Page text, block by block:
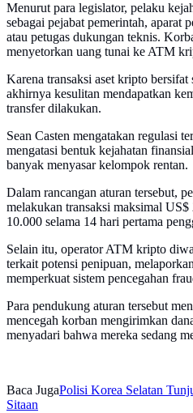
Menurut para legislator, pelaku
sebagai pejabat pemerintah, aparat
atau petugas dukungan teknis.
menyetorkan uang tunai ke ATM
Karena transaksi aset kripto
akhirnya kesulitan mendapatkan
transfer dilakukan.
Sean Casten mengatakan regulasi
mengatasi bentuk kejahatan
banyak menyasar kelompok rentan.
Dalam rancangan aturan tersebut,
melakukan transaksi maksimal
10.000 selama 14 hari pertama
Selain itu, operator ATM kripto
terkait potensi penipuan,
memperkuat sistem pencegahan
Para pendukung aturan tersebut
mencegah korban mengirimkan
menyadari bahwa mereka sedang
Baca JugaPolisi Korea Selatan
Sitaan